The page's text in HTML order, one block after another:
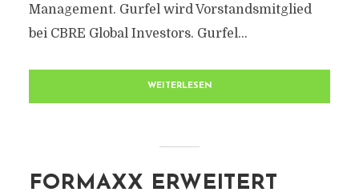
Management. Gurfel wird Vorstandsmitglied
bei CBRE Global Investors. Gurfel...
WEITERLESEN
FORMAXX ERWEITERT